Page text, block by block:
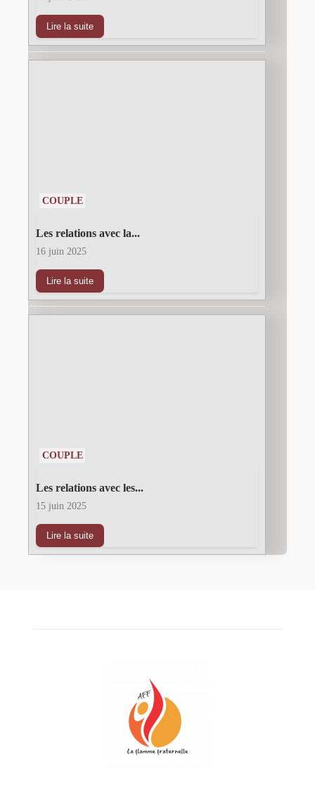
Lire la suite
COUPLE
Les relations avec la...
16 juin 2025
Lire la suite
COUPLE
Les relations avec les...
15 juin 2025
Lire la suite